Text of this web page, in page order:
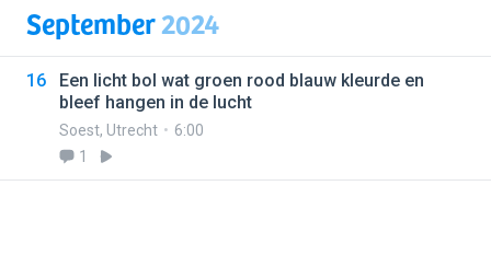
September2024
16
Een licht bol wat groen rood blauw kleurde en
bleef hangen in de lucht
Soest, Utrecht
6:00
1